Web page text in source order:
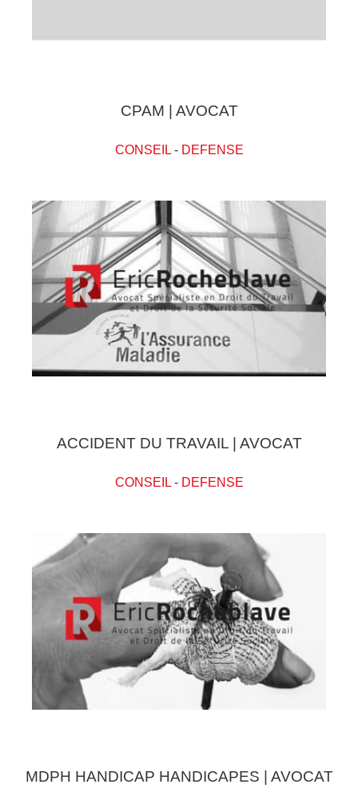
CPAM | AVOCAT
CONSEIL- DEFENSE
ACCIDENT DU TRAVAIL | AVOCAT
CONSEIL- DEFENSE
MDPH HANDICAP HANDICAPES | AVOCAT